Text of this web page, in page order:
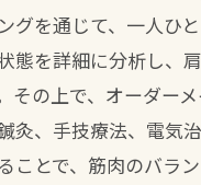
グを通じて、一人ひ
態を詳細に分析し、
その上で、オーダー
灸、手技療法、電気
ことで、筋肉のバラ